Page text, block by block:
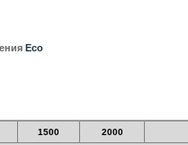
Eco
1500 2000